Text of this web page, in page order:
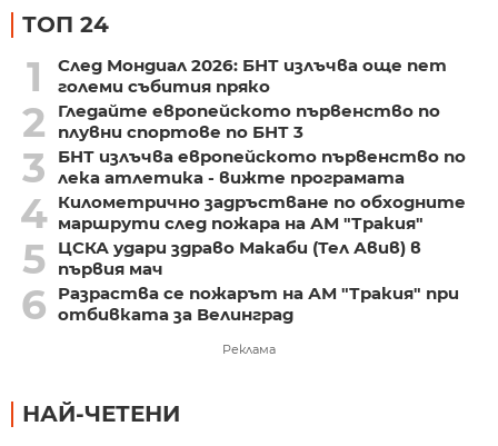
ТОП 24
1
След Мондиал 2026: БНТ излъчва още пет
големи събития пряко
2
Гледайте европейското първенство по
плувни спортове по БНТ 3
3
БНТ излъчва европейското първенство по
лека атлетика - вижте програмата
4 Километрично задръстване по обходните
маршрути след пожара на АМ "Тракия"
5
ЦСКА удари здраво Макаби (Тел Авив) в
първия мач
6
Разраства се пожарът на АМ "Тракия" при
отбивката за Велинград
Реклама
НАЙ-ЧЕТЕНИ